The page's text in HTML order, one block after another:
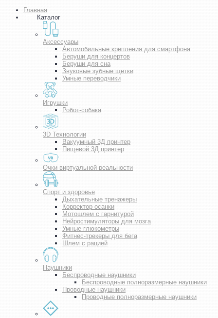
Главная
Каталог
Аксессуары
Автомобильные крепления для смартфона
Беруши для концертов
Беруши для сна
Звуковые зубные щетки
Умные переводчики
Игрушки
Робот-собака
3D Технологии
Вакуумный 3Д принтер
Пищевой 3Д принтер
Очки виртуальной реальности
Спорт и здоровье
Дыхательные тренажеры
Корректор осанки
Мотошлем с гарнитурой
Нейростимуляторы для мозга
Умные глюкометры
Фитнес-трекеры для бега
Шлем с рацией
Наушники
Беспроводные наушники
Беспроводные полноразмерные наушники
Проводные наушники
Проводные полноразмерные наушники